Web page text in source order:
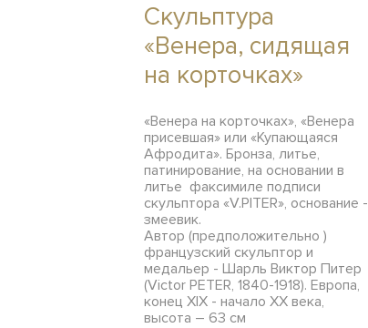
Скульптура
«Венера, сидящая
на корточках»
«Венера на корточках», «Венера
присевшая» или «Купающаяся
Афродита». Бронза, литье,
патинирование, на основании в
литье факсимиле подписи
скульптора «V.PITER», основание -
змеевик.
Автор (предположительно )
французский скульптор и
медальер - Шарль Виктор Питер
(Victor PETER, 1840-1918). Европа,
конец XIX - начало XX века,
высота – 63 см